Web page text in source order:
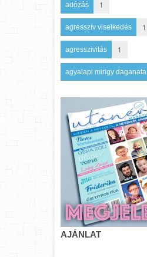
adózás 1
agresszív viselkedés 1
agresszivitás 1
agyalapi mirigy daganata
AJÁNLAT